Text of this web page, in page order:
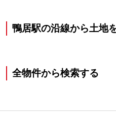
鴨居駅の沿線から土地
全物件から検索する